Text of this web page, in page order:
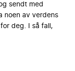
sendt med
noen av verdens
deg. I så fall,